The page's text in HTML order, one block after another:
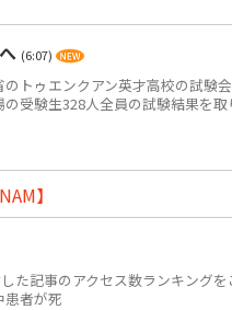
(6:07)
トゥエンクアン英才高校の試験
受験生328人全員の試験結果を
】
た記事のアクセス数ランキング
患者が死